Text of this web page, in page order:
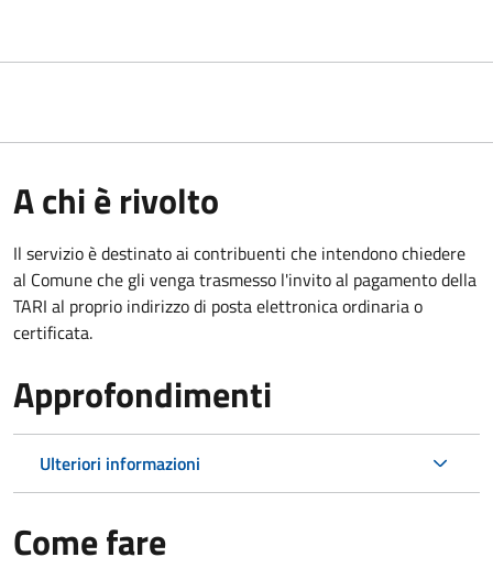
A chi è rivolto
Il servizio è destinato ai contribuenti che intendono chiedere
al Comune che gli venga trasmesso l'invito al pagamento della
TARI al proprio indirizzo di posta elettronica ordinaria o
certificata.
Approfondimenti
Ulteriori informazioni
Come fare